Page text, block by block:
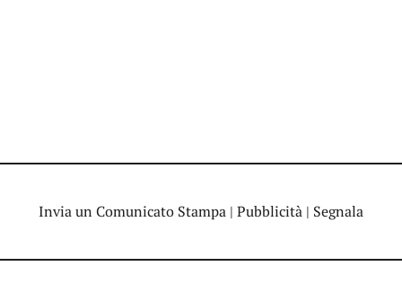
Invia un Comunicato Stampa | Pubblicità | Segnala